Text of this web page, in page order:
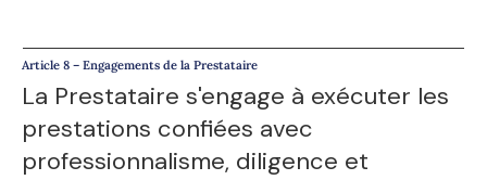
Article 8 – Engagements de la Prestataire
La Prestataire s'engage à exécuter les
prestations confiées avec
professionnalisme, diligence et